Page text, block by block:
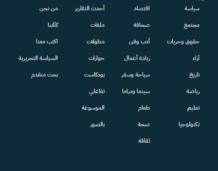
سياسة
مجتمع
حقوق وحريات
آراء
تاريخ
رياضة
تعليم
تكنولوجيا
اقتصاد
صحافة
أدب وفن
ريادة أعمال
سياحة وسفر
سينما ودراما
طعام
صحة
ثقافة
أحدث التقارير
ملفات
مطولات
حوارات
بودكاست
تفاعلي
الموسوعة
بالصور
من نحن
كتّابنا
اكتب معنا
السياسة التحريرية
بحث متقدم